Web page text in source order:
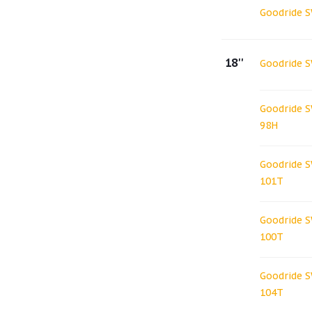
Goodride
18'' Goodride
Goodride
98H
Goodride
101T
Goodride
100T
Goodride
104T